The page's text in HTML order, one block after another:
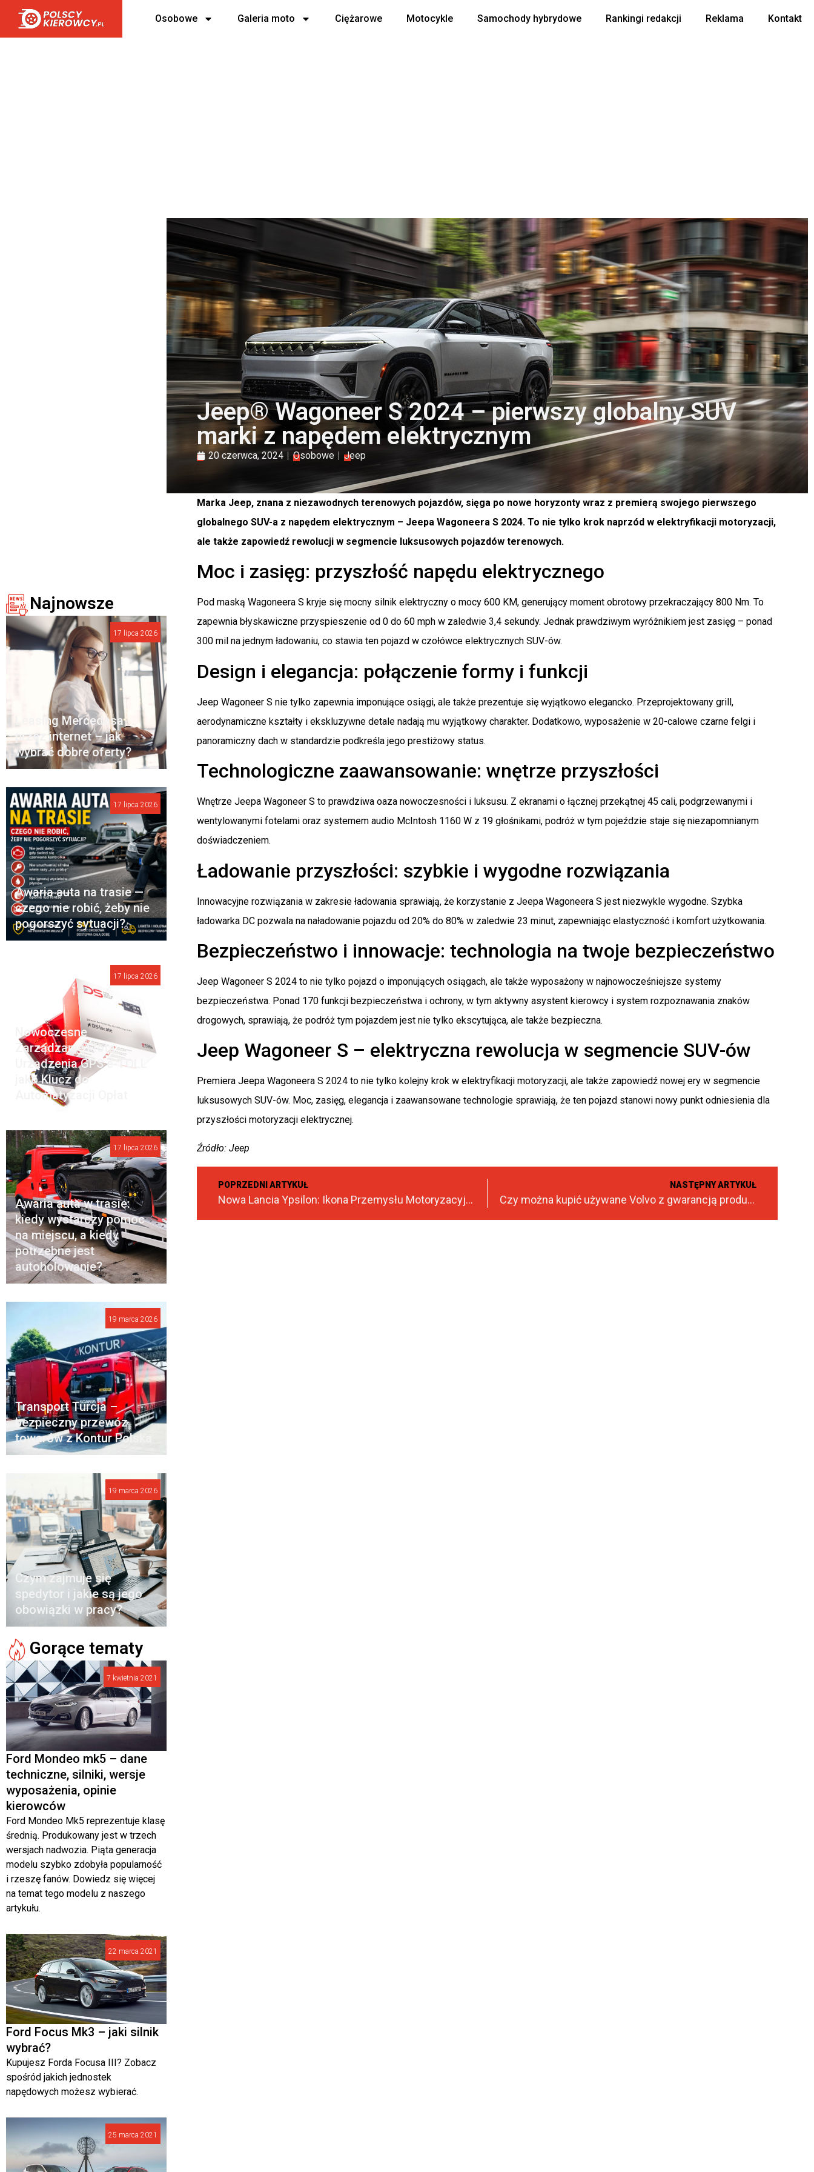
Osobowe Galeria moto Ciężarowe Motocykle Samochody hybrydowe Rankingi redakcji Reklama Kontakt
Jeep® Wagoneer S 2024 – pierwszy globalny SUV
marki z napędem elektrycznym
20 czerwca, 2024 Osobowe Jeep
Marka Jeep, znana z niezawodnych terenowych pojazdów, sięga po nowe horyzonty wraz z premierą swojego pierwszego
globalnego SUV-a z napędem elektrycznym – Jeepa Wagoneera S 2024. To nie tylko krok naprzód w elektryfikacji motoryzacji,
ale także zapowiedź rewolucji w segmencie luksusowych pojazdów terenowych.
Moc i zasięg: przyszłość napędu elektrycznego
Pod maską Wagoneera S kryje się mocny silnik elektryczny o mocy 600 KM, generujący moment obrotowy przekraczający 800 Nm. To
zapewnia błyskawiczne przyspieszenie od 0 do 60 mph w zaledwie 3,4 sekundy. Jednak prawdziwym wyróżnikiem jest zasięg – ponad
300 mil na jednym ładowaniu, co stawia ten pojazd w czołówce elektrycznych SUV-ów.
Design i elegancja: połączenie formy i funkcji
Jeep Wagoneer S nie tylko zapewnia imponujące osiągi, ale także prezentuje się wyjątkowo elegancko. Przeprojektowany grill,
aerodynamiczne kształty i ekskluzywne detale nadają mu wyjątkowy charakter. Dodatkowo, wyposażenie w 20-calowe czarne felgi i
panoramiczny dach w standardzie podkreśla jego prestiżowy status.
Technologiczne zaawansowanie: wnętrze przyszłości
Wnętrze Jeepa Wagoneer S to prawdziwa oaza nowoczesności i luksusu. Z ekranami o łącznej przekątnej 45 cali, podgrzewanymi i
wentylowanymi fotelami oraz systemem audio McIntosh 1160 W z 19 głośnikami, podróż w tym pojeździe staje się niezapomnianym
doświadczeniem.
Ładowanie przyszłości: szybkie i wygodne rozwiązania
Innowacyjne rozwiązania w zakresie ładowania sprawiają, że korzystanie z Jeepa Wagoneera S jest niezwykle wygodne. Szybka
ładowarka DC pozwala na naładowanie pojazdu od 20% do 80% w zaledwie 23 minut, zapewniając elastyczność i komfort użytkowania.
Bezpieczeństwo i innowacje: technologia na twoje bezpieczeństwo
Jeep Wagoneer S 2024 to nie tylko pojazd o imponujących osiągach, ale także wyposażony w najnowocześniejsze systemy
bezpieczeństwa. Ponad 170 funkcji bezpieczeństwa i ochrony, w tym aktywny asystent kierowcy i system rozpoznawania znaków
drogowych, sprawiają, że podróż tym pojazdem jest nie tylko ekscytująca, ale także bezpieczna.
Jeep Wagoneer S – elektryczna rewolucja w segmencie SUV-ów
Premiera Jeepa Wagoneera S 2024 to nie tylko kolejny krok w elektryfikacji motoryzacji, ale także zapowiedź nowej ery w segmencie
luksusowych SUV-ów. Moc, zasięg, elegancja i zaawansowane technologie sprawiają, że ten pojazd stanowi nowy punkt odniesienia dla
przyszłości motoryzacji elektrycznej.
Źródło: Jeep
POPRZEDNI ARTYKUŁ
Nowa Lancia Ypsilon: Ikona Przemysłu Motoryzacyjnego Powraca
NASTĘPNY ARTYKUŁ
Czy można kupić używane Volvo z gwarancją producenta?
Najnowsze
Leasing Mercedesa
przez internet – jak
wybrać dobre oferty?
17 lipca 2026
Awaria auta na trasie —
czego nie robić, żeby nie
pogorszyć sytuacji?
17 lipca 2026
Nowoczesne
Zarządzanie Flotą:
Urządzenia GPS e-TOLL
jako Klucz do
Automatyzacji Opłat
17 lipca 2026
Awaria auta w trasie:
kiedy wystarczy pomoc
na miejscu, a kiedy
potrzebne jest
autoholowanie?
17 lipca 2026
Transport Turcja –
bezpieczny przewóz
towarów z Kontur Polska
19 marca 2026
Czym zajmuje się
spedytor i jakie są jego
obowiązki w pracy?
19 marca 2026
Gorące tematy
7 kwietnia 2021
Ford Mondeo mk5 – dane
techniczne, silniki, wersje
wyposażenia, opinie
kierowców
Ford Mondeo Mk5 reprezentuje klasę
średnią. Produkowany jest w trzech
wersjach nadwozia. Piąta generacja
modelu szybko zdobyła popularność
i rzeszę fanów. Dowiedz się więcej
na temat tego modelu z naszego
artykułu.
22 marca 2021
Ford Focus Mk3 – jaki silnik
wybrać?
Kupujesz Forda Focusa III? Zobacz
spośród jakich jednostek
napędowych możesz wybierać.
25 marca 2021